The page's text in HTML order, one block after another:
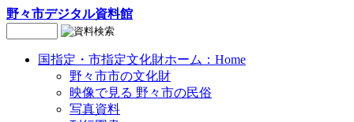
野々市デジタル資料館
国指定・市指定文化財ホーム：Home
野々市市の文化財
映像で見る 野々市の民俗
写真資料